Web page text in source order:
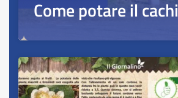
Come potare il cachi